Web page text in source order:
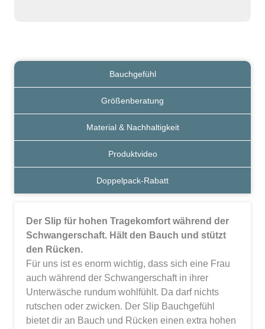
Bauchgefühl
Größenberatung
Material & Nachhaltigkeit
Produktvideo
Doppelpack-Rabatt
Der Slip für hohen Tragekomfort während der
Schwangerschaft. Hält den Bauch und stützt
den Rücken.
Für uns ist es enorm wichtig, dass sich eine Frau
auch während der Schwangerschaft in ihrer
Unterwäsche rundum wohlfühlt. Da darf nichts
rutschen oder zwicken. Der Slip Bauchgefühl
bietet dir an Bauch und Rücken einen extra hohen